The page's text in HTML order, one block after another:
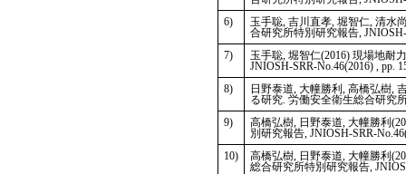
6)
玉手聡, 吉川直孝, 堀智仁, 清水
合研究所特別研究報告,
7)
玉手聡, 堀智仁(2016) 現場地耐
JNIOSH-SRR-No.46(2016) , pp.
8)
日野泰道, 大幢勝利, 高橋弘樹,
る研究. 労働安全衛生総合研究
9)
高橋弘樹, 日野泰道, 大幢勝利
別研究報告, JNIOSH-SRR-
10)
高橋弘樹, 日野泰道, 大幢勝利
総合研究所特別研究報告,